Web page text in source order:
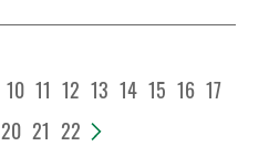
10 11 12 13 14 15 16 17
20 21 22 >